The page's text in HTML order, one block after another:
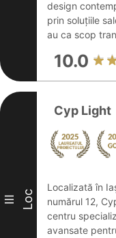
design
prin soluțiile
au ca scop
10.0
III Loc
Cyp Light
Localizată în
numărul 12,
centru
avansate